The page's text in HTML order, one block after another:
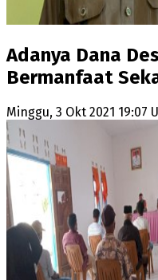
Adanya Dana
Bermanfaat
Minggu, 3 Okt 2021 19:07